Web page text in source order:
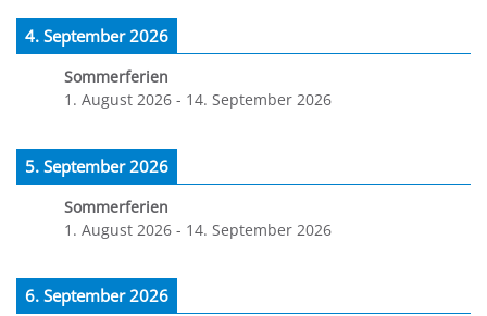
4. September 2026
Sommerferien
1. August 2026 - 14. September 2026
5. September 2026
Sommerferien
1. August 2026 - 14. September 2026
6. September 2026